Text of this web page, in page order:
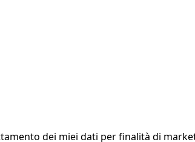
dei miei dati per finalità di